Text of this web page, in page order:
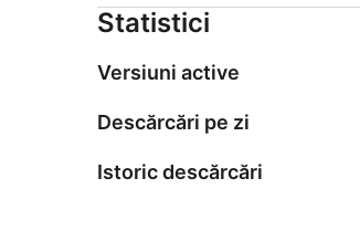
Statistici
Versiuni active
Descărcări pe zi
Istoric descărcări